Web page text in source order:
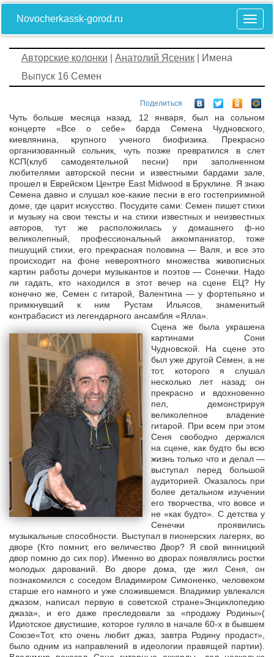
Novocherkassk-gorod.ru
Авторские колонки Анатолий Ясеник | Имена
Выпуск 16 Семен
Поделиться
Чуть больше месяца назад, 12 января, был на сольном
концерте «Все о себе» барда Семена Чудновского,
киевлянина, крупного ученого биофизика. Прекрасно
организованный сольник, чуть позже превратился в слет
КСП(клуб самодеятельной песни) при заполненном
любителями авторской песни и известными бардами зале,
прошел в Еврейском Центре East Midwood в Бруклине. Я знаю
Семена давно и слушал кое-какие песни в его гостеприимной
доме, где царит искусство. Посудите сами: Семен пишет стихи
и музыку на свои тексты и на стихи известных и неизвестных
авторов, тут же расположилась у домашнего ф-но
великолепный, профессиональный аккомпаниатор, тоже
пишущий стихи, его прекрасная половина — Валя, и все это
происходит на фоне невероятного множества живописных
картин работы дочери музыкантов и поэтов — Сонечки. Надо
ли гадать, кто находился в этот вечер на сцене ЕЦ? Ну
конечно же, Семен с гитарой, Валентина — у фортепьяно и
примкнувший к ним Рустам Ильясов, знаменитый
контрабасист из легендарного ансамбля «Ялла».
Сцена же была украшена
картинами Сони
Чудновской. На сцене это
был уже другой Семен, а не
тот, которого я слушал
несколько лет назад: он
прекрасно и вдохновенно
пел, демонстрируя
великолепное владение
гитарой. При всем при этом
Сеня свободно держался
на сцене, как будто бы всю
жизнь только что и делал —
выступал перед большой
аудиторией. Оказалось при
более детальном изучении
его творчества, что вовсе и
не «как будто». С детства у
Сенечки проявились
музыкальные способности. Выступал в пионерских лагерях, во
дворе (Кто помнит, его величество Двор? Я свой винницкий
двор помню до сих пор). Именно во дворах появлялись ростки
молодых дарований. Во дворе дома, где жил Сеня, он
познакомился с соседом Владимиром Симоненко, человеком
старше его намного и уже сложившемся. Владимир увлекался
джазом, написал первую в советской стране»Энциклопедию
джаза», и его даже преследовали за «продажу Родины»(
Идиотское двустишие, которое гуляло в начале 60-х в бывшем
Союзе«Тот, кто очень любит джаз, завтра Родину продаст»,
было одним из направлений в идеологии правящей партии).